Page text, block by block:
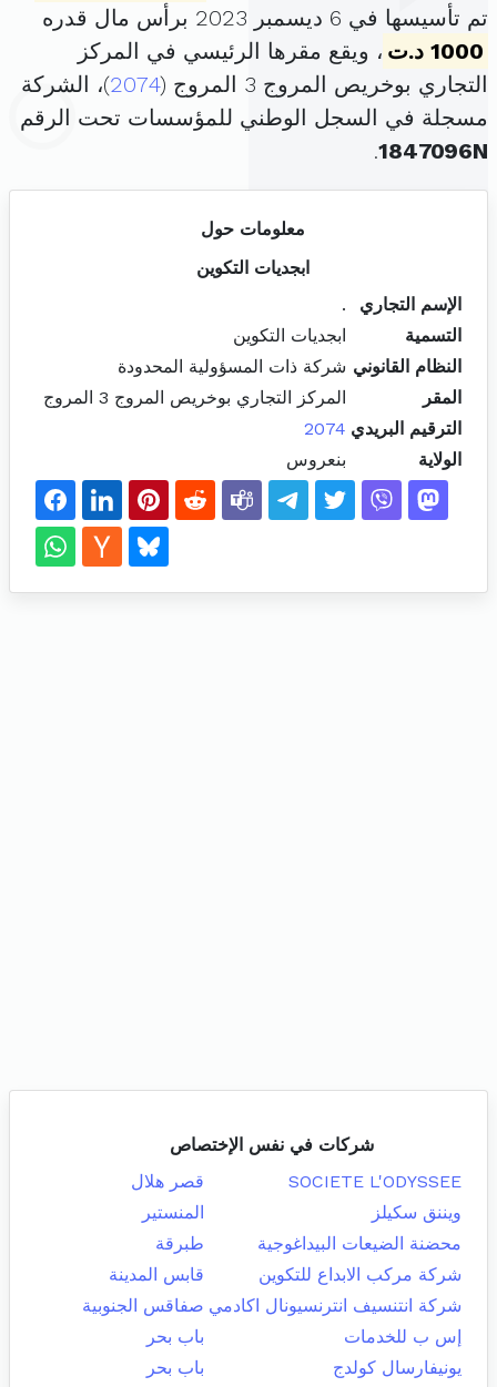
تم تأسيسها في 6 ديسمبر 2023 برأس مال قدره
1000 د.ت
، ويقع مقرها الرئيسي في المركز
التجاري بوخريص المروج 3 المروج (
2074)، الشركة
مسجلة في السجل الوطني للمؤسسات تحت الرقم
1847096N
.
معلومات حول
ابجديات التكوين
الإسم التجاري
.
التسمية
ابجديات التكوين
النظام القانوني شركة ذات المسؤولية المحدودة
المقر
المركز التجاري بوخريص المروج 3 المروج
الترقيم البريدي 2074
الولاية
بنعروس
شركات في نفس الإختصاص
SOCIETE L'ODYSSEE
قصر هلال
ويننق سكيلز
المنستير
محضنة الضيعات البيداغوجية
طبرقة
شركة مركب الابداع للتكوين
قابس المدينة
شركة انتنسيف انترنسيونال اكادمي صفاقس الجنوبية
إس ب للخدمات
باب بحر
يونيفارسال كولدج
باب بحر